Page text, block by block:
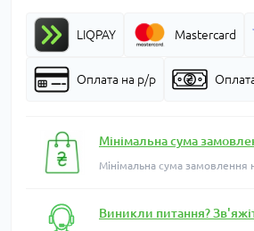
LIQPAY Mastercard
Оплата на р/р
Мінімальна сума
Мінімальна сума замовлення
Виникли питання?